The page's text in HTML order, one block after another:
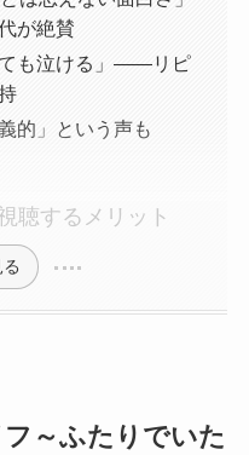
が絶賛
ても泣ける」——リピ
的」という声も
聴するメリット
～ふたりでいた